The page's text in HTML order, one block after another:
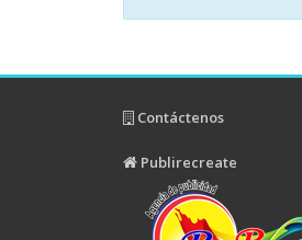
Contáctenos
Publirecreate